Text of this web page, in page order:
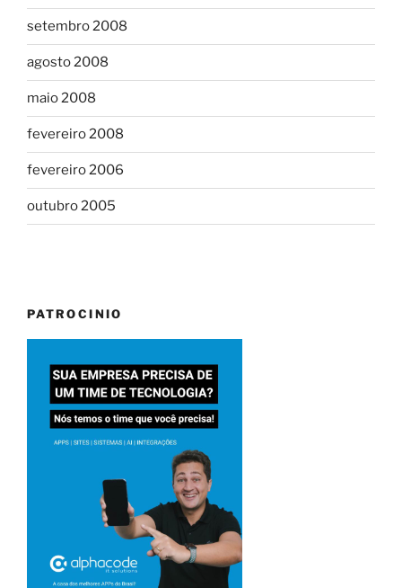
setembro 2008
agosto 2008
maio 2008
fevereiro 2008
fevereiro 2006
outubro 2005
PATROCINIO